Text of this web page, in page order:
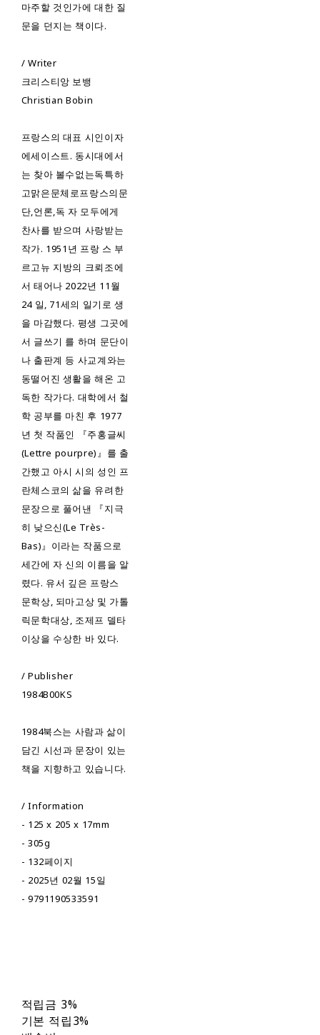
마주할 것인가에 대한 질
문을 던지는 책이다.
/ Writer
크리스티앙 보뱅
Christian Bobin
프랑스의 대표 시인이자
에세이스트. 동시대에서
는 찾아 볼수없는독특하
고맑은문체로프랑스의문
단,언론,독 자 모두에게
찬사를 받으며 사랑받는
작가. 1951년 프랑 스 부
르고뉴 지방의 크뢰조에
서 태어나 2022년 11월
24 일, 71세의 일기로 생
을 마감했다. 평생 그곳에
서 글쓰기 를 하며 문단이
나 출판계 등 사교계와는
동떨어진 생활을 해온 고
독한 작가다. 대학에서 철
학 공부를 마친 후 1977
년 첫 작품인 『주홍글씨
(Lettre pourpre)』를 출
간했고 아시 시의 성인 프
란체스코의 삶을 유려한
문장으로 풀어낸 『지극
히 낮으신(Le Très-
Bas)』이라는 작품으로
세간에 자 신의 이름을 알
렸다. 유서 깊은 프랑스
문학상, 되마고상 및 가톨
릭문학대상, 조제프 델타
이상을 수상한 바 있다.
/ Publisher
1984B00KS
1984북스는 사람과 삶이
담긴 시선과 문장이 있는
책을 지향하고 있습니다.
/ Information
- 125 x 205 x 17mm
- 305g
- 132페이지
- 2025년 02월 15일
- 9791190533591
적립금 3%
기본 적립3%